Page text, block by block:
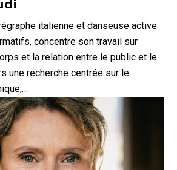
italienne et danseuse active
concentre son travail sur
et la relation entre le public et le
une recherche centrée sur le